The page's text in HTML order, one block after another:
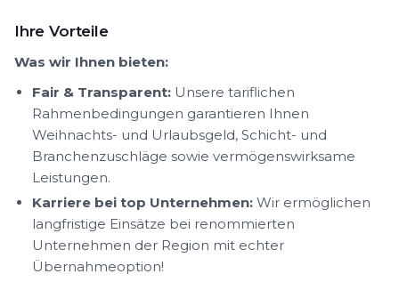
Ihre Vorteile
Was wir Ihnen bieten:
Fair & Transparent: Unsere tariflichen
Rahmenbedingungen garantieren Ihnen
Weihnachts- und Urlaubsgeld, Schicht- und
Branchenzuschläge sowie vermögenswirksame
Leistungen.
Karriere bei top Unternehmen: Wir ermöglichen
langfristige Einsätze bei renommierten
Unternehmen der Region mit echter
Übernahmeoption!